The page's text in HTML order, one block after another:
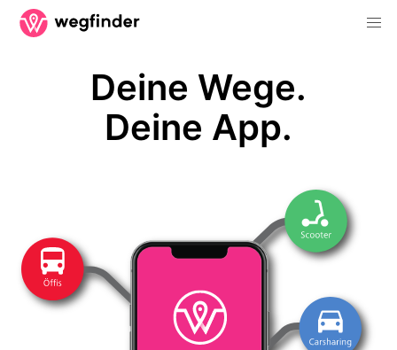
Deine Wege.
Deine App.